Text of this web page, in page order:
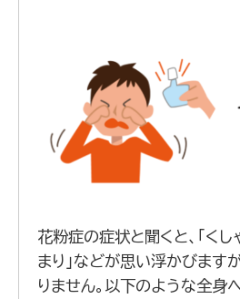
花粉症の症状と聞くと、「くし
まり」などが思い浮かびます
りません。以下のような全身